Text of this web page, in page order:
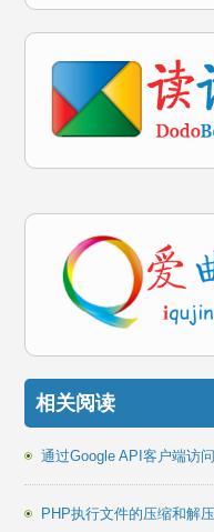
相关阅读
通过Google API客户端访
PHP执行文件的压缩和解